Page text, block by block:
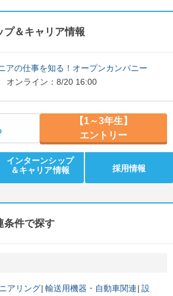
プ＆キャリア情報
アの仕事を知る！オープンカンパニー
オンライン：8/20 16:00
【1～3年生】
エントリー
インターンシップ
＆キャリア情報
採用情報
条件で探す
アリング 輸送用機器・自動車関連 設